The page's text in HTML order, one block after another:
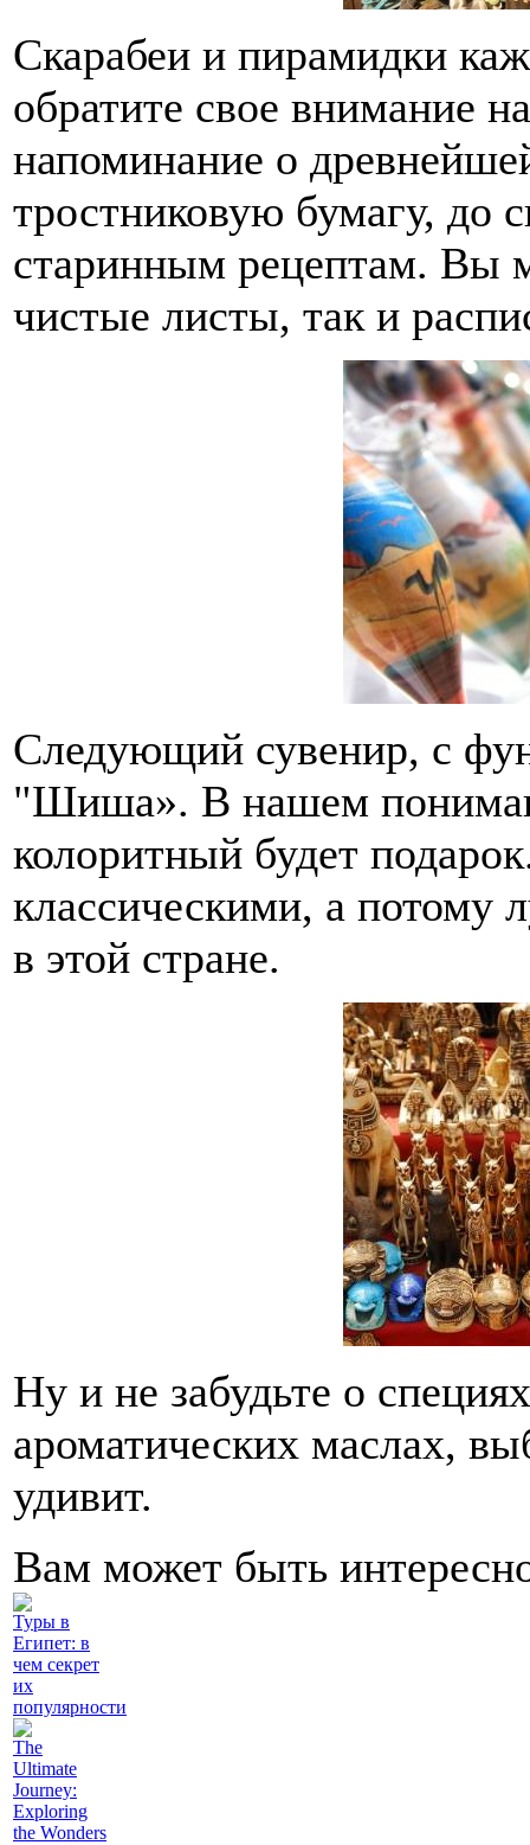
Скарабеи и пирамидки
обратите свое внимание
напоминание о
тростниковую бумагу, до
старинным рецептам. Вы
чистые листы, так и
Следующий сувенир, с
"Шиша». В нашем
колоритный будет
классическими, а потому
в этой стране.
Ну и не забудьте о
ароматических маслах,
удивит.
Вам может быть
Туры в
Египет: в
чем секрет
их
популярности
The
Ultimate
Journey:
Exploring
the Wonders